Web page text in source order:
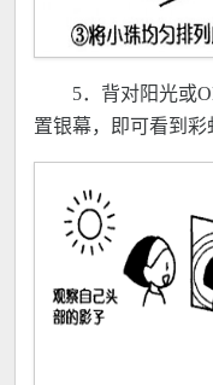
5．背对阳光或
置银幕，即可看到彩